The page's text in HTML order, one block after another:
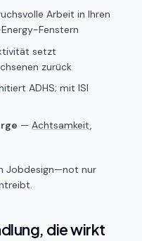
Arbeit in Ihren
Fenstern
setzt
zurück
ADHS; mit ISI
— Achtsamkeit,
Jobdesign—not nur
die wirkt